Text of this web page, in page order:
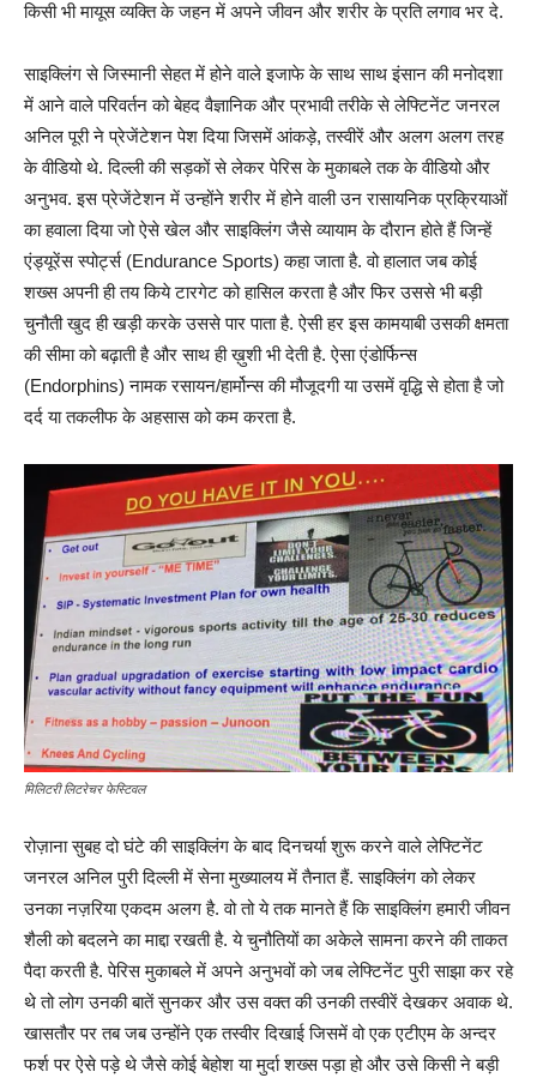
किसी भी मायूस व्यक्ति के जहन में अपने जीवन और शरीर के प्रति लगाव भर दे.
साइक्लिंग से जिस्मानी सेहत में होने वाले इजाफे के साथ साथ इंसान की मनोदशा
में आने वाले परिवर्तन को बेहद वैज्ञानिक और प्रभावी तरीके से लेफ्टिनेंट जनरल
अनिल पूरी ने प्रेजेंटेशन पेश दिया जिसमें आंकड़े, तस्वीरें और अलग अलग तरह
के वीडियो थे. दिल्ली की सड़कों से लेकर पेरिस के मुकाबले तक के वीडियो और
अनुभव. इस प्रेजेंटेशन में उन्होंने शरीर में होने वाली उन रासायनिक प्रक्रियाओं
का हवाला दिया जो ऐसे खेल और साइक्लिंग जैसे व्यायाम के दौरान होते हैं जिन्हें
एंड्यूरेंस स्पोर्ट्स (Endurance Sports) कहा जाता है. वो हालात जब कोई
शख्स अपनी ही तय किये टारगेट को हासिल करता है और फिर उससे भी बड़ी
चुनौती खुद ही खड़ी करके उससे पार पाता है. ऐसी हर इस कामयाबी उसकी क्षमता
की सीमा को बढ़ाती है और साथ ही ख़ुशी भी देती है. ऐसा एंडोर्फिन्स
(Endorphins) नामक रसायन/हार्मोन्स की मौजूदगी या उसमें वृद्धि से होता है जो
दर्द या तकलीफ के अहसास को कम करता है.
मिलिटरी लिटरेचर फेस्टिवल
रोज़ाना सुबह दो घंटे की साइक्लिंग के बाद दिनचर्या शुरू करने वाले लेफ्टिनेंट
जनरल अनिल पुरी दिल्ली में सेना मुख्यालय में तैनात हैं. साइक्लिंग को लेकर
उनका नज़रिया एकदम अलग है. वो तो ये तक मानते हैं कि साइक्लिंग हमारी जीवन
शैली को बदलने का माद्दा रखती है. ये चुनौतियों का अकेले सामना करने की ताकत
पैदा करती है. पेरिस मुकाबले में अपने अनुभवों को जब लेफ्टिनेंट पुरी साझा कर रहे
थे तो लोग उनकी बातें सुनकर और उस वक्त की उनकी तस्वीरें देखकर अवाक थे.
खासतौर पर तब जब उन्होंने एक तस्वीर दिखाई जिसमें वो एक एटीएम के अन्दर
फर्श पर ऐसे पड़े थे जैसे कोई बेहोश या मुर्दा शख्स पड़ा हो और उसे किसी ने बड़ी